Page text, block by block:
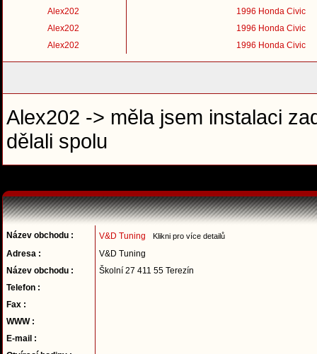
Alex202
1996 Honda Civic
Alex202
1996 Honda Civic
Alex202
1996 Honda Civic
Alex202 -> měla jsem instalaci
dělali spolu
Název obchodu : V&D Tuning Klikni pro více detailů
Adresa :
V&D Tuning
Název obchodu :
Školní 27 411 55 Terezín
Telefon :
Fax :
WWW :
E-mail :